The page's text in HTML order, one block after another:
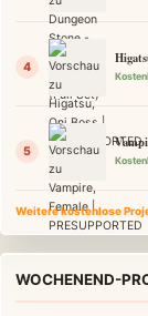
Weitere kostenlose
WOCHENEND-